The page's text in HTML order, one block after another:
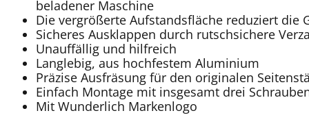
beladener Maschine
Die vergrößerte Aufstandsfläche reduziert die
Sicheres Ausklappen durch rutschsichere
Unauffällig und hilfreich
Langlebig, aus hochfestem Aluminium
Präzise Ausfräsung für den originalen
Einfach Montage mit insgesamt drei
Mit Wunderlich Markenlogo